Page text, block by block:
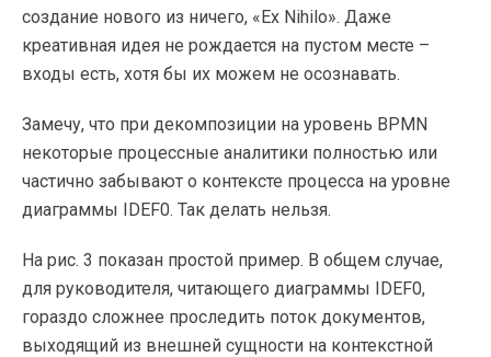
создание нового из ничего, «Ex Nihilo». Даже
креативная идея не рождается на пустом месте –
входы есть, хотя бы их можем не осознавать.
Замечу, что при декомпозиции на уровень BPMN
некоторые процессные аналитики полностью или
частично забывают о контексте процесса на уровне
диаграммы IDEF0. Так делать нельзя.
На рис. 3 показан простой пример. В общем случае,
для руководителя, читающего диаграммы IDEF0,
гораздо сложнее проследить поток документов,
выходящий из внешней сущности на контекстной